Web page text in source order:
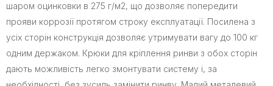
шаром оцинковки в 275 г/м2, що дозволяє попередити
прояви коррозії протягом строку експлуатації. Посилена з
усіх сторін конструкція дозволяє утримувати вагу до 100 кг
одним держаком. Крюки для кріплення ринви з обох сторін
дають можливість легко змонтувати систему і, за